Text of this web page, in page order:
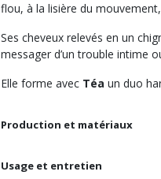
flou, à la lisière du
Ses cheveux relevés en un
messager d’un trouble intime
Elle forme avec Téa un duo
Production et matériaux
Usage et entretien